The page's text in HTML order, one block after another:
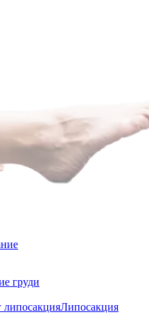
груди
липосакцияЛипосакция